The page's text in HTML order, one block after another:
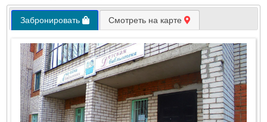
Забронировать Смотреть на карте